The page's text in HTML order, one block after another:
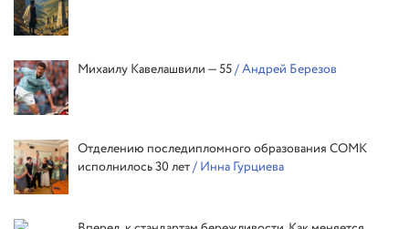
Михаилу Кавелашвили — 55/ Андрей Березов
Отделению последипломного образования СОМК
исполнилось 30 лет/ Инна Гурциева